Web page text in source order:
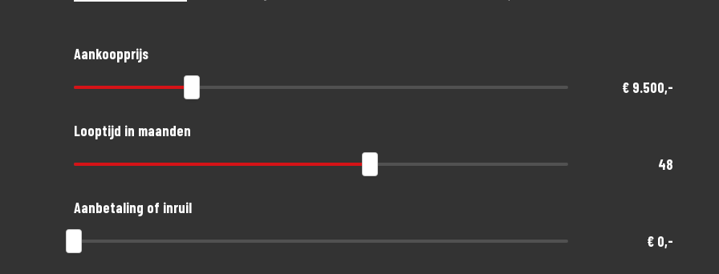
Aankoopprijs
€ 9.500,-
Looptijd in maanden
48
Aanbetaling of inruil
€ 0,-